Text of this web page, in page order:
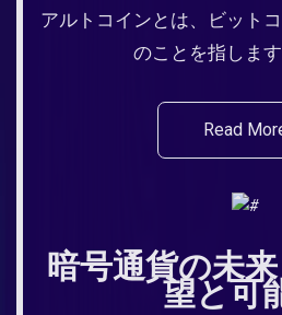
アルトコインとは、ビット
のことを指しま
Read
暗号通貨の未
望と可